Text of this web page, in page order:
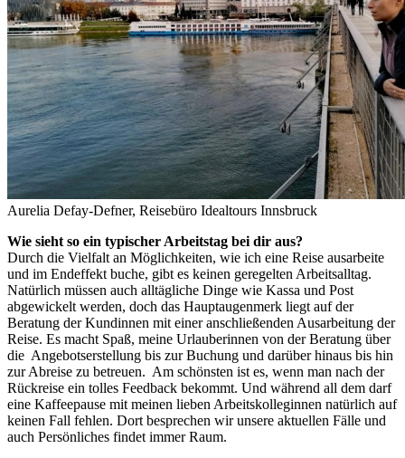
Aurelia Defay-Defner, Reisebüro Idealtours Innsbruck
Wie sieht so ein typischer Arbeitstag bei dir aus?
Durch die Vielfalt an Möglichkeiten, wie ich eine Reise ausarbeite
und im Endeffekt buche, gibt es keinen geregelten Arbeitsalltag.
Natürlich müssen auch alltägliche Dinge wie Kassa und Post
abgewickelt werden, doch das Hauptaugenmerk liegt auf der
Beratung der Kundinnen mit einer anschließenden Ausarbeitung der
Reise. Es macht Spaß, meine Urlauberinnen von der Beratung über
die Angebotserstellung bis zur Buchung und darüber hinaus bis hin
zur Abreise zu betreuen. Am schönsten ist es, wenn man nach der
Rückreise ein tolles Feedback bekommt. Und während all dem darf
eine Kaffeepause mit meinen lieben Arbeitskolleginnen natürlich auf
keinen Fall fehlen. Dort besprechen wir unsere aktuellen Fälle und
auch Persönliches findet immer Raum.